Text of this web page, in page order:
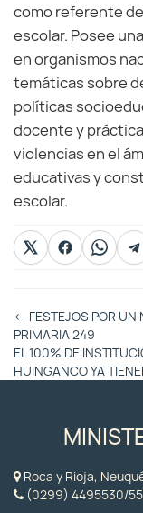
como referente
escolar. Posee
en organismos
temáticas sobre
políticas
docente y
violencias en el
educativas y
escolar.
Otras
Entradas
← FESTEJOS POR UN
PRIMARIA 249
EL 100% DE
HUINGANCO YA
Roca y Rioja,
(0299) 4495530/